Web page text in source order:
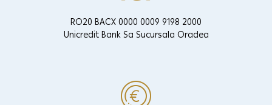
RO20 BACX 0000 0009 9198 2000
Unicredit Bank Sa Sucursala Oradea